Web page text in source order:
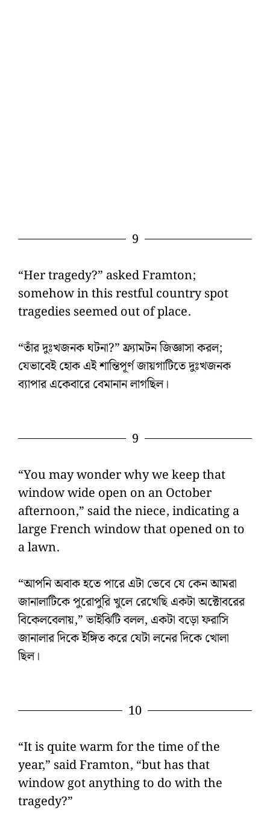
9
“Her tragedy?” asked Framton;
somehow in this restful country spot
tragedies seemed out of place.
“তাঁর দুঃখজনক ঘটনা?” ফ্র্যামটন জিজ্ঞাসা করল;
যেভাবেই হোক এই শান্তিপূর্ণ জায়গাটিতে দুঃখজনক
ব্যাপার একেবারে বেমানান লাগছিল।
9
“You may wonder why we keep that
window wide open on an October
afternoon,” said the niece, indicating a
large French window that opened on to
a lawn.
“আপনি অবাক হতে পারে এটা ভেবে যে কেন আমরা
জানালাটিকে পুরোপুরি খুলে রেখেছি একটা অক্টোবরের
বিকেলবেলায়,” ভাইঝিটি বলল, একটা বড়ো ফরাসি
জানালার দিকে ইঙ্গিত করে যেটা লনের দিকে খোলা
ছিল।
10
“It is quite warm for the time of the
year,” said Framton, “but has that
window got anything to do with the
tragedy?”